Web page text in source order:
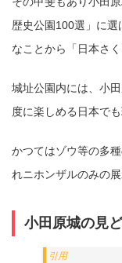
歴史公園100選」に
なことから「日本さ
城址公園内には、小
度に楽しめる日本で
かつてはゾウ等の多
れニホンザルのみの
小田原城の見